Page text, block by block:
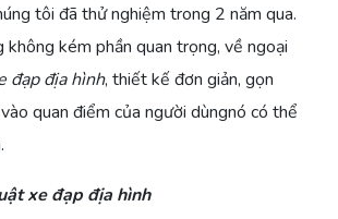
tôi đã thử nghiệm trong 2 năm qua.
không kém phần quan trọng, về ngoại
đạp địa hình, thiết kế đơn giản, gọn
quan điểm của người dùngnó có thể
xe đạp địa hình